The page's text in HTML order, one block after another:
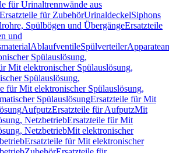
für Urinaltrennwände aus
Ersatzteile für ZubehörUrinaldeckelSiphons
Spülbögen und ÜbergängeErsatzteile
und
AblaufventileSpülverteiler
Spülauslösung,
Mit elektronischer Spülauslösung,
Spülauslösung,
für Mit elektronischer Spülauslösung,
SpülauslösungErsatzteile für Mit
AufputzErsatzteile für AufputzMit
NetzbetriebErsatzteile für Mit
NetzbetriebMit elektronischer
Ersatzteile für Mit elektronischer